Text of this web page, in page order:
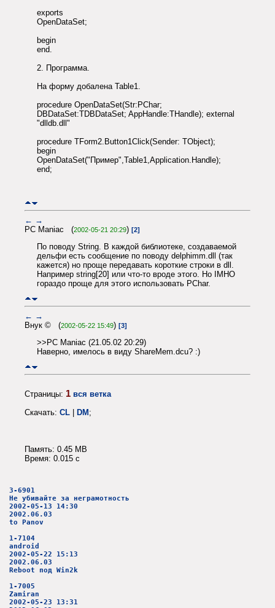
exports
OpenDataSet;
begin
end.
2. Программа.
На форму добалена Table1.
procedure OpenDataSet(Str:PChar;
DBDataSet:TDBDataSet; AppHandle:THandle); external
"dlldb.dll"
procedure TForm2.Button1Click(Sender: TObject);
begin
OpenDataSet("Пример",Table1,Application.Handle);
end;
← →
PC Maniac (2002-05-21 20:29) [2]
По поводу String. В каждой библиотеке, создаваемой
дельфи есть сообщение по поводу delphimm.dll (так
кажется) но проще передавать короткие строки в dll.
Например string[20] или что-то вроде этого. Но IMHO
гораздо проще для этого использовать PChar.
← →
Внук © (2002-05-22 15:49) [3]
>>PC Maniac (21.05.02 20:29)
Наверно, имелось в виду ShareMem.dcu? :)
Страницы: 1 вся ветка
Скачать: CL | DM;
Память: 0.45 MB
Время: 0.015 c
3-6901
Не убивайте за неграмотность
2002-05-13 14:30
2002.06.03
to Panov
1-7104
android
2002-05-22 15:13
2002.06.03
Reboot под Win2k
1-7005
Zamiran
2002-05-23 13:31